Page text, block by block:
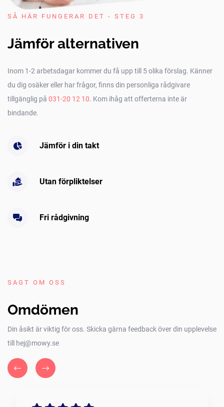
SÅ HÄR FUNGERAR DET - STEG 3
Jämför alternativen
Inom 1-2 arbetsdagar kommer du få upp till 5 olika förslag. Känner
du dig osäker eller har frågor, finns din personliga rådgivare
tillgänglig på 031-20 12 10. Kom ihåg att offerterna inte är
bindande.
Jämför i din takt
Utan förpliktelser
Fri rådgivning
SAGT OM OSS
Omdömen
Din åsikt är viktig för oss. Skicka gärna feedback över din upplevelse
till hej@mowy.se